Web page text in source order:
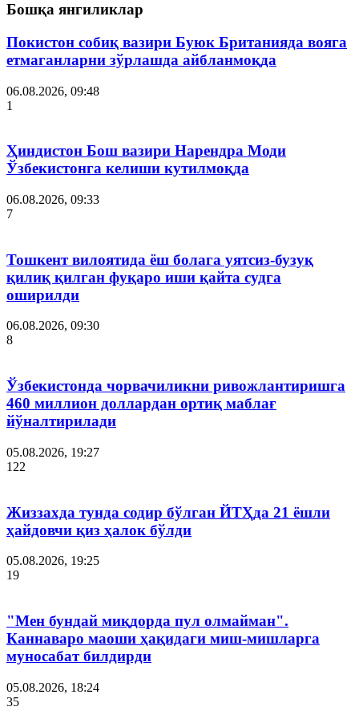
Бошқа янгиликлар
Покистон собиқ вазири Буюк Британияда вояга
етмаганларни зўрлашда айбланмоқда
06.08.2026, 09:48
1
Ҳиндистон Бош вазири Нарендра Моди
Ўзбекистонга келиши кутилмоқда
06.08.2026, 09:33
7
Тошкент вилоятида ёш болага уятсиз-бузуқ
қилиқ қилган фуқаро иши қайта судга
оширилди
06.08.2026, 09:30
8
Ўзбекистонда чорвачиликни ривожлантиришга
460 миллион доллардан ортиқ маблағ
йўналтирилади
05.08.2026, 19:27
122
Жиззахда тунда содир бўлган ЙТҲда 21 ёшли
ҳайдовчи қиз ҳалок бўлди
05.08.2026, 19:25
19
"Мен бундай миқдорда пул олмайман".
Каннаваро маоши ҳақидаги миш-мишларга
муносабат билдирди
05.08.2026, 18:24
35